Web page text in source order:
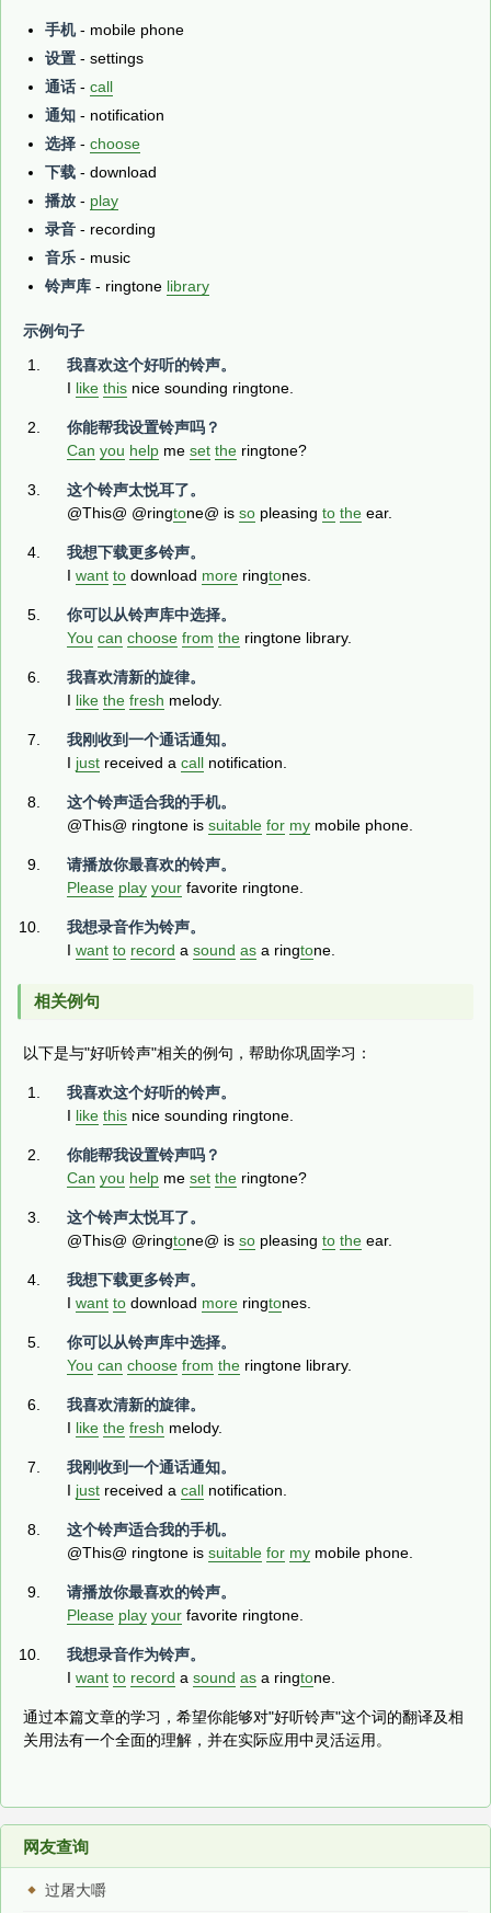
手机- mobile phone
设置 - settings
通话- call
通知 - notification
选择 - choose
下载 - download
播放 - play
录音 - recording
音乐 - music
铃声库 - ringtone library
示例句子
我喜欢这个好听的铃声。
I like this nice sounding ringtone.
你能帮我设置铃声吗？
Can you help me set the ringtone?
这个铃声太悦耳了。
@This@ @ringtone@ is so pleasing to the ear.
我想下载更多铃声。
I want to download more ringtones.
你可以从铃声库中选择。
You can choose from the ringtone library.
我喜欢清新的旋律。
I like the fresh melody.
我刚收到一个通话通知。
I just received a call notification.
这个铃声适合我的手机。
@This@ ringtone is suitable for my mobile phone.
请播放你最喜欢的铃声。
Please play your favorite ringtone.
我想录音作为铃声。
I want to record a sound as a ringtone.
相关例句
以下是与"好听铃声"相关的例句，帮助你巩固学习：
我喜欢这个好听的铃声。
I like this nice sounding ringtone.
你能帮我设置铃声吗？
Can you help me set the ringtone?
这个铃声太悦耳了。
@This@ @ringtone@ is so pleasing to the ear.
我想下载更多铃声。
I want to download more ringtones.
你可以从铃声库中选择。
You can choose from the ringtone library.
我喜欢清新的旋律。
I like the fresh melody.
我刚收到一个通话通知。
I just received a call notification.
这个铃声适合我的手机。
@This@ ringtone is suitable for my mobile phone.
请播放你最喜欢的铃声。
Please play your favorite ringtone.
我想录音作为铃声。
I want to record a sound as a ringtone.
通过本篇文章的学习，希望你能够对"好听铃声"这个词的翻译及相
关用法有一个全面的理解，并在实际应用中灵活运用。
网友查询
过屠大嚼